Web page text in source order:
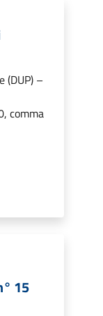
(DUP) –
comma
15